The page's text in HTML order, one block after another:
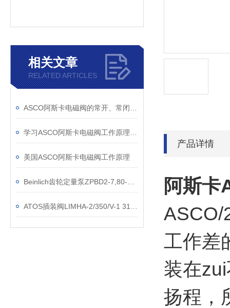
相关文章
RELATED ARTICLES
美国ASCO阿斯卡电磁阀工作原理
产品详情
阿斯卡
ASCO/
工作差
装在
扬程，